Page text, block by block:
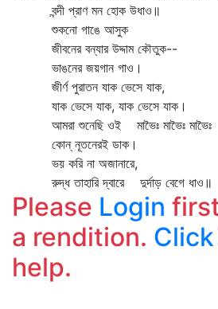
বন্দী প্রাণ মন হোক উধাও॥
শুকনো গাঙে আসুক
জীবনের বন্যার উদ্দাম কৌতুক--
ভাঙনের জয়গান গাও।
জীর্ণ পুরাতন যাক ভেসে যাক,
যাক ভেসে যাক, যাক ভেসে যাক।
আমরা শুনেছি ওই মাভৈঃ মাভৈঃ মাভৈঃ
কোন্‌ নূতনেরই ডাক।
ভয় করি না অজানারে,
রুদ্ধ তাহারি দ্বারে দুর্দাড় বেগে ধাও॥
Please Login
a rendition.
help.